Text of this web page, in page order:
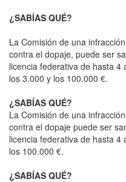
¿SABÍAS QUÉ?
La Comisión de una
contra el dopaje, puede ser
licencia federativa de hasta
los 3.000 y los 100.000 €.
¿SABÍAS QUÉ?
La Comisión de una
contra el dopaje puede ser
licencia federativa de hasta
los 100.000 €.
¿SABÍAS QUÉ?